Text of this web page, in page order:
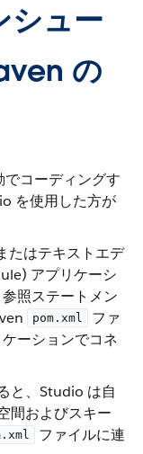
シュー
の
コーディングす
を使用した方が
たはテキストエデ
アプリケーシ
照ステートメン
pom.xml
​ ファ
ーションでコネ
と、Studio は自
間およびスキー
​ ファイルに連